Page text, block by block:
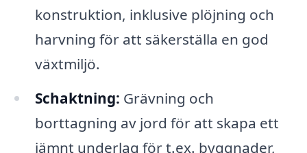
konstruktion, inklusive plöjning och
harvning för att säkerställa en god
växtmiljö.
Schaktning: Grävning och
borttagning av jord för att skapa ett
jämnt underlag för t.ex. byggnader,